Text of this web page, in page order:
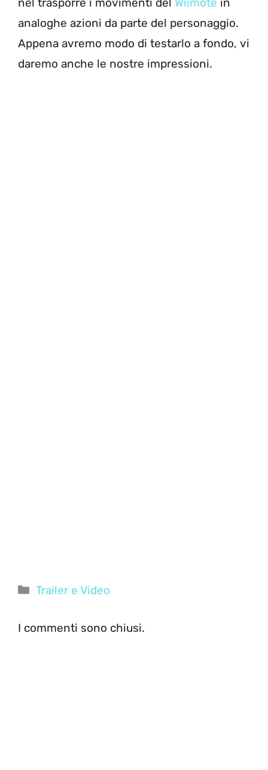
analoghe azioni da parte del personaggio.
Appena avremo modo di testarlo a fondo, vi
daremo anche le nostre impressioni.
Categorie
Trailer e Video
I commenti sono chiusi.